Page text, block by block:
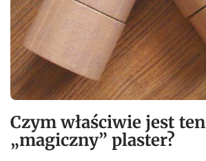
Czym właściwie jest ten
„magiczny” plaster?